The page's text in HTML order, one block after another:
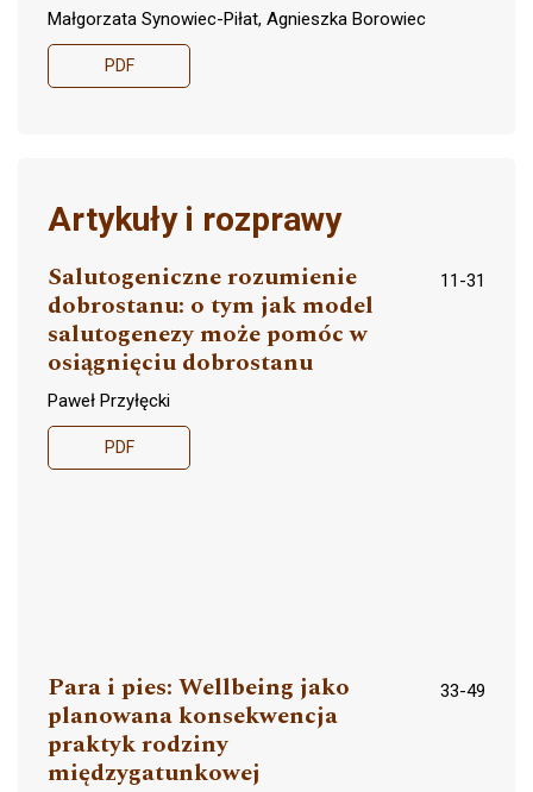
Małgorzata Synowiec-Piłat, Agnieszka Borowiec
PDF
Artykuły i rozprawy
Salutogeniczne rozumienie
dobrostanu: o tym jak model
salutogenezy może pomóc w
osiągnięciu dobrostanu
11-31
Paweł Przyłęcki
PDF
Para i pies: Wellbeing jako
planowana konsekwencja
praktyk rodziny
międzygatunkowej
33-49